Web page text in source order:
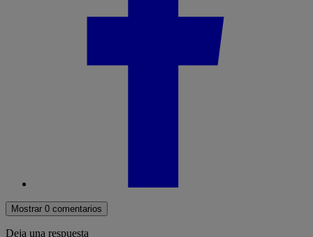
Mostrar 0 comentarios
Deja una respuesta